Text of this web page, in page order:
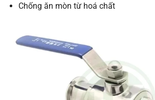
Chống ăn mòn từ hoá chất